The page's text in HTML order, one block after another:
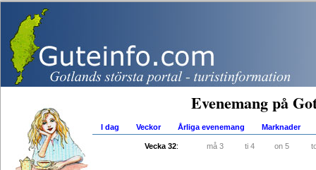
Evenemang på
I dag Veckor Årliga evenemang Marknader
Vecka 32: må 3 ti 4 on 5